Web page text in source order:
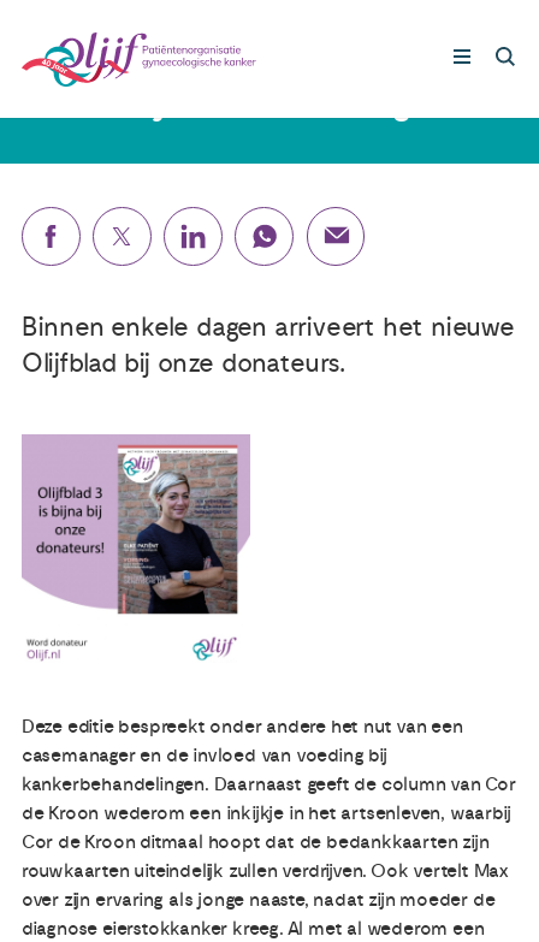
Agenda
Publicaties
Ervaringsdeskundigheid
Over ons
Contact
Gynaecologische kankers
Lotgenoten
Steun ons
21 september 2022
Binnen enkele dagen arriveert het nieuwe
Olijfblad bij onze donateurs.
Deze editie bespreekt onder andere het nut van een
casemanager en de invloed van voeding bij
kankerbehandelingen. Daarnaast geeft de column van Cor
de Kroon wederom een inkijkje in het artsenleven, waarbij
Cor de Kroon ditmaal hoopt dat de bedankkaarten zijn
rouwkaarten uiteindelijk zullen verdrijven. Ook vertelt Max
over zijn ervaring als jonge naaste, nadat zijn moeder de
diagnose eierstokkanker kreeg. Al met al wederom een